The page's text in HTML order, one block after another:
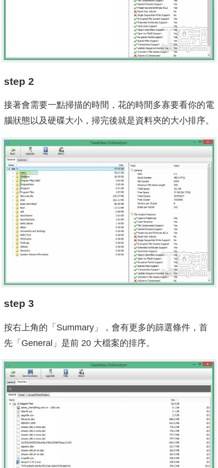
step 2
接著會需要一點掃描的時間，花的時間多寡要看你的電
腦狀態以及硬碟大小，掃完後就是資料夾的大小排序。
step 3
按右上角的「Summary」，會有更多的篩選條件，首
先「General」是前 20 大檔案的排序。